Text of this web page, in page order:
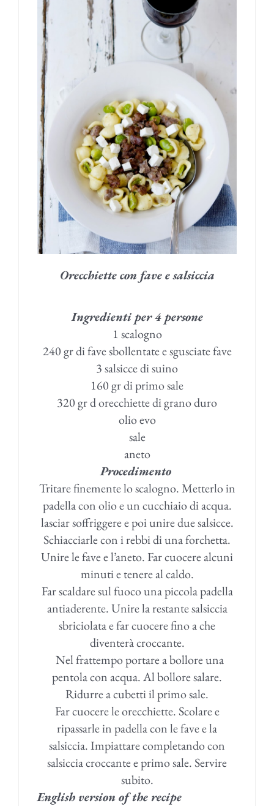
Orecchiette con fave e salsiccia
Ingredienti per 4 persone
1 scalogno
240 gr di fave sbollentate e sgusciate fave
3 salsicce di suino
160 gr di primo sale
320 gr d orecchiette di grano duro
olio evo
sale
aneto
Procedimento
Tritare finemente lo scalogno. Metterlo in
padella con olio e un cucchiaio di acqua.
lasciar soffriggere e poi unire due salsicce.
Schiacciarle con i rebbi di una forchetta.
Unire le fave e l’aneto. Far cuocere alcuni
minuti e tenere al caldo.
Far scaldare sul fuoco una piccola padella
antiaderente. Unire la restante salsiccia
sbriciolata e far cuocere fino a che
diventerà croccante.
Nel frattempo portare a bollore una
pentola con acqua. Al bollore salare.
Ridurre a cubetti il primo sale.
Far cuocere le orecchiette. Scolare e
ripassarle in padella con le fave e la
salsiccia. Impiattare completando con
salsiccia croccante e primo sale. Servire
subito.
English version of the recipe